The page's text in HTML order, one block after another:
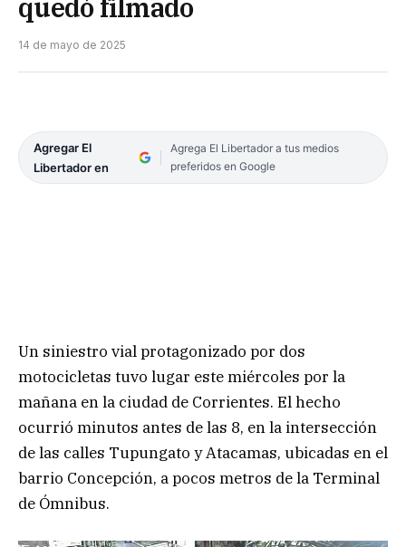
quedó filmado
14 de mayo de 2025
Agregar El
Libertador en
Agrega El Libertador a tus medios
preferidos en Google
Un siniestro vial protagonizado por dos
motocicletas tuvo lugar este miércoles por la
mañana en la ciudad de Corrientes. El hecho
ocurrió minutos antes de las 8, en la intersección
de las calles Tupungato y Atacamas, ubicadas en el
barrio Concepción, a pocos metros de la Terminal
de Ómnibus.